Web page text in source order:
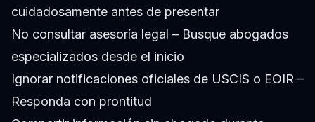
cuidadosamente antes de presentar
No consultar asesoría legal – Busque abogados
especializados desde el inicio
Ignorar notificaciones oficiales de USCIS o EOIR –
Responda con prontitud